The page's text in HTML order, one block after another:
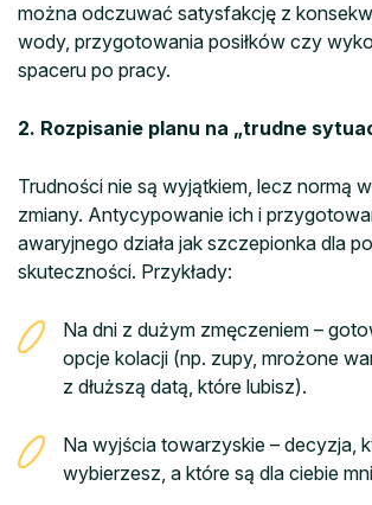
można odczuwać satysfakcję z
wody, przygotowania posiłków czy
spaceru po pracy.
2. Rozpisanie planu na „trudne
Trudności nie są wyjątkiem, lecz normą
zmiany. Antycypowanie ich i
awaryjnego działa jak szczepionka dla
skuteczności. Przykłady:
Na dni z dużym zmęczeniem –
opcje kolacji (np. zupy, mrożone
z dłuższą datą, które lubisz).
Na wyjścia towarzyskie – decyzja,
wybierzesz, a które są dla ciebie